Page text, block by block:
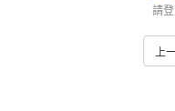
請
上